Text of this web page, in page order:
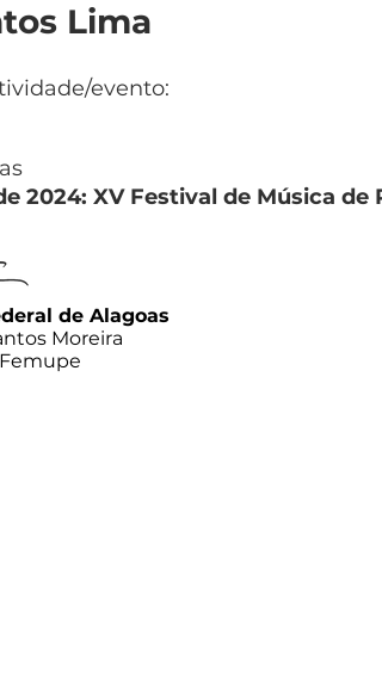
Lima
evento:
2024: XV Festival de Música de
de Alagoas
Moreira